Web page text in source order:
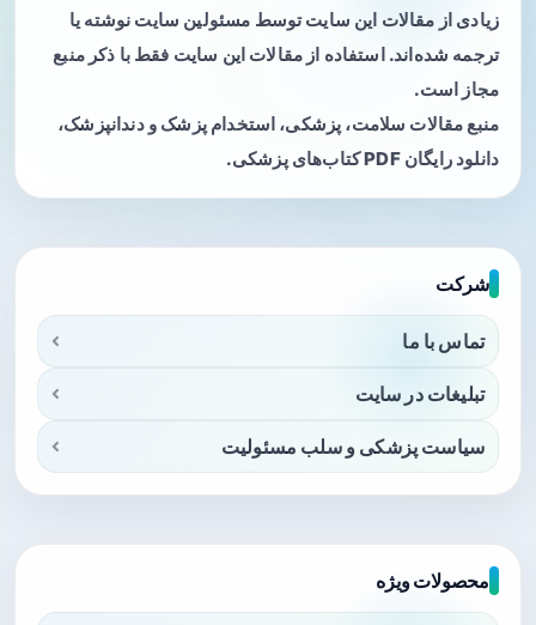
زیادی از مقالات این سایت توسط مسئولین سایت نوشته یا
ترجمه شده‌اند. استفاده از مقالات این سایت فقط با ذکر منبع
مجاز است.
منبع مقالات سلامت، پزشکی، استخدام پزشک و دندانپزشک،
دانلود رایگان PDF کتاب‌های پزشکی.
شرکت
تماس با ما
تبلیغات در سایت
سیاست پزشکی و سلب مسئولیت
محصولات ویژه